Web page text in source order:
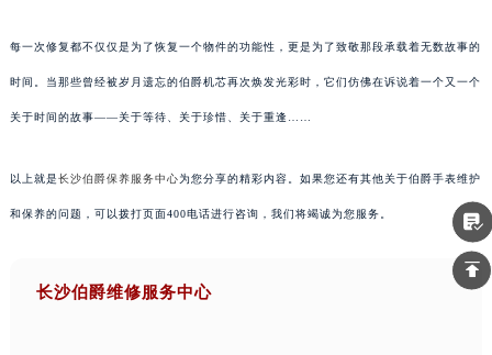
每一次修复都不仅仅是为了恢复一个物件的功能性，更是为了致敬那段承载着无数故事的
时间。当那些曾经被岁月遗忘的伯爵机芯再次焕发光彩时，它们仿佛在诉说着一个又一个
关于时间的故事——关于等待、关于珍惜、关于重逢……
以上就是长沙伯爵保养服务中心为您分享的精彩内容。如果您还有其他关于伯爵手表维护
和保养的问题，可以拨打页面400电话进行咨询，我们将竭诚为您服务。
长沙伯爵维修服务中心